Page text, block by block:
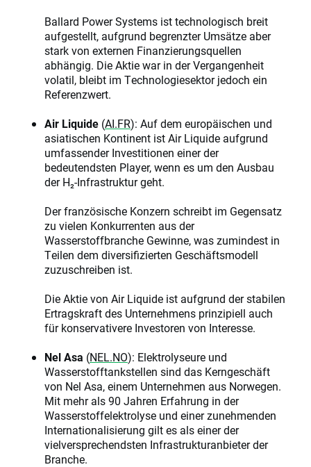
Ballard Power Systems ist technologisch breit
aufgestellt, aufgrund begrenzter Umsätze aber
stark von externen Finanzierungsquellen
abhängig. Die Aktie war in der Vergangenheit
volatil, bleibt im Technologiesektor jedoch ein
Referenzwert.
Air Liquide (AI.FR): Auf dem europäischen und
asiatischen Kontinent ist Air Liquide aufgrund
umfassender Investitionen einer der
bedeutendsten Player, wenn es um den Ausbau
der H₂-Infrastruktur geht.
Der französische Konzern schreibt im Gegensatz
zu vielen Konkurrenten aus der
Wasserstoffbranche Gewinne, was zumindest in
Teilen dem diversifizierten Geschäftsmodell
zuzuschreiben ist.
Die Aktie von Air Liquide ist aufgrund der stabilen
Ertragskraft des Unternehmens prinzipiell auch
für konservativere Investoren von Interesse.
Nel Asa (NEL.NO): Elektrolyseure und
Wasserstofftankstellen sind das Kerngeschäft
von Nel Asa, einem Unternehmen aus Norwegen.
Mit mehr als 90 Jahren Erfahrung in der
Wasserstoffelektrolyse und einer zunehmenden
Internationalisierung gilt es als einer der
vielversprechendsten Infrastrukturanbieter der
Branche.